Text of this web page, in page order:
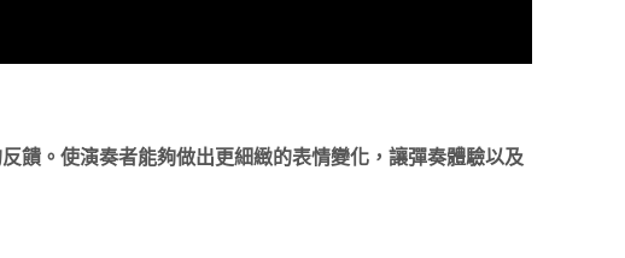
饋。使演奏者能夠做出更細緻的表情變化，讓彈奏體驗以及